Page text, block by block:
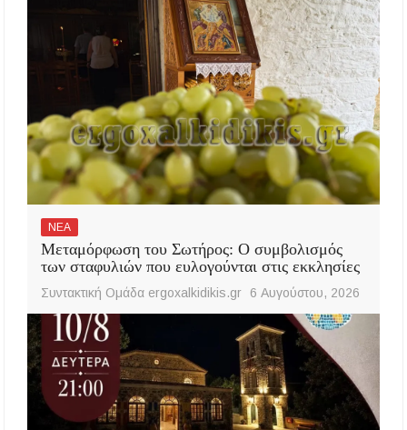
ΝΕΑ
Μεταμόρφωση του Σωτήρος: Ο συμβολισμός
των σταφυλιών που ευλογούνται στις εκκλησίες
Συντακτική Ομάδα ergoxalkidikis.gr 6 Αυγούστου, 2026